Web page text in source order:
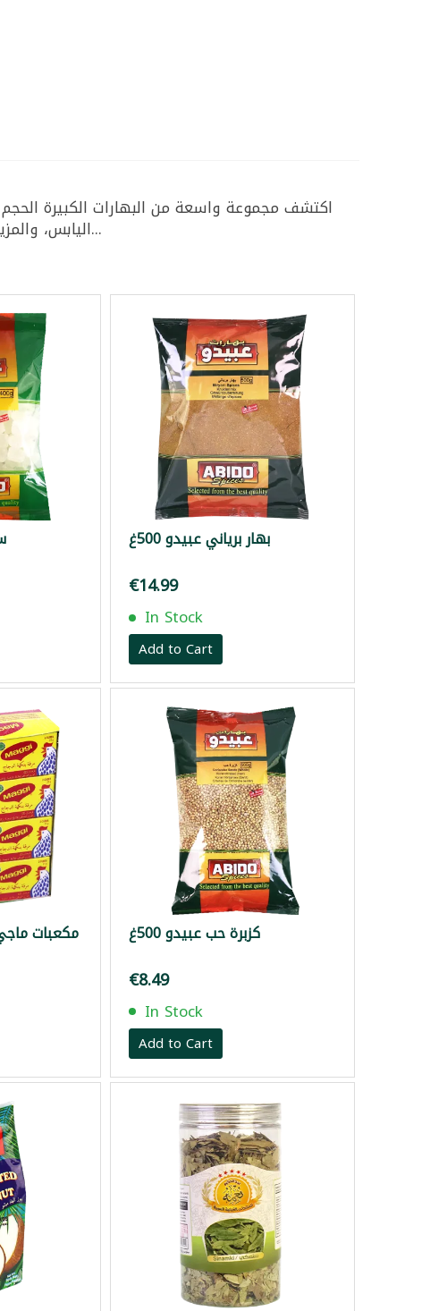
اكتشف مجموعة واسعة من البهارات الكبيرة
اليابس، والمزيد من أفضل العلامات التجارية مثل تي آر إس، الغوطة، وعبيدو. مثالية للشراء بالجملة، تتوفر هذه الب...
بهار برياني عبيدو 500غ
€14.99
In Stock
Add to Cart
كزبرة حب عبيدو 500غ
€8.49
In Stock
Add to Cart